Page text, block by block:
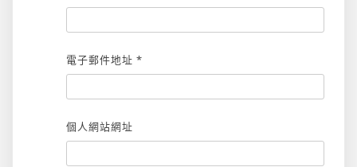
電子郵件地址 *
個人網站網址